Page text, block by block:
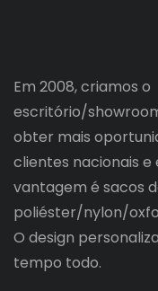
Em 2008, criamos o
escritório/
obter mais
clientes nacionais e
vantagem é sacos
poliéster/nylon/
O design
tempo todo.